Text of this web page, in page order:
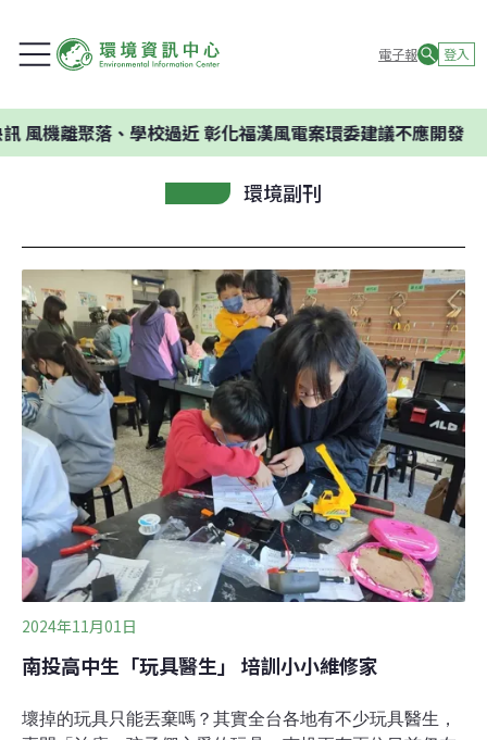
電子報 登入
落、學校過近 彰化福漢風電案環委建議不應開發
環境副刊
2024年11月01日
南投高中生「玩具醫生」 培訓小小維修家
壞掉的玩具只能丟棄嗎？其實全台各地有不少玩具醫生，